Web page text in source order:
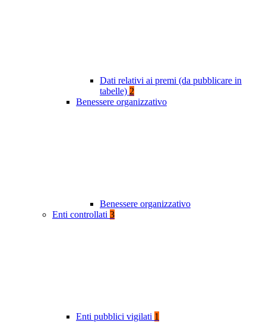
Dati relativi ai premi (da pubblicare in
tabelle) 2
Benessere organizzativo
Benessere organizzativo
Enti controllati 3
Enti pubblici vigilati 1